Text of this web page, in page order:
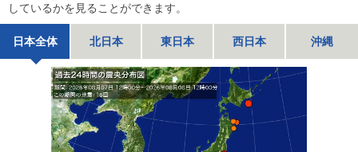
しているかを見ることができます。
日本全体 北日本 東日本 西日本 沖縄